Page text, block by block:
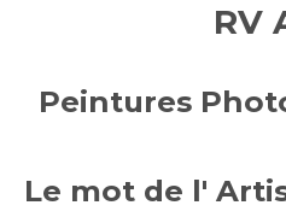
RV
Peintures
Le mot de l'